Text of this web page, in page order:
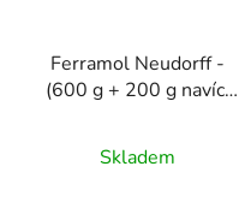
Ferramol Neudorff -
(600 g + 200 g navíc)
Skladem